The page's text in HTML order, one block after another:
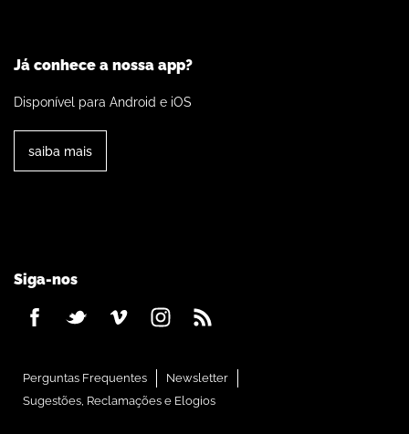
Já conhece a nossa app?
Disponível para Android e iOS
saiba mais
Siga-nos
Perguntas Frequentes
Newsletter
Sugestões, Reclamações e Elogios